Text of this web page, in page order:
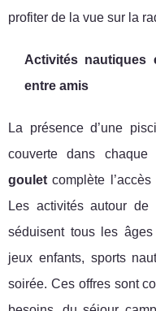
profiter de la vue sur la
Activités nautiques
entre amis
La présence d’une
couverte dans chaque
goulet complète
Les activités autour
séduisent tous les
jeux enfants, sports
soirée. Ces offres sont